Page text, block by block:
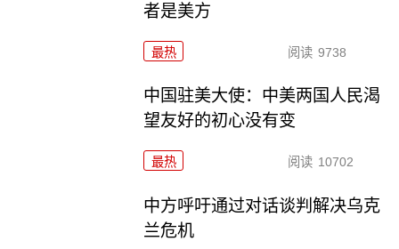
者是美方
最热 阅读 9738
中国驻美大使：中美两国人民渴
望友好的初心没有变
最热 阅读 10702
中方呼吁通过对话谈判解决乌克
兰危机